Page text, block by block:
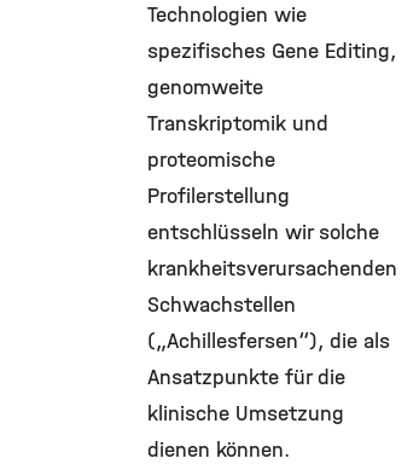
Technologien wie
spezifisches Gene Editing,
genomweite
Transkriptomik und
proteomische
Profilerstellung
entschlüsseln wir solche
krankheitsverursachenden
Schwachstellen
(„Achillesfersen“), die als
Ansatzpunkte für die
klinische Umsetzung
dienen können.